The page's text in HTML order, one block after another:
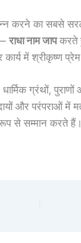
करने का सबसे
—राधा नाम जापकरते
में श्रीकृष्ण
ग्रंथों,
और परंपराओं
रूप से सम्मान करते